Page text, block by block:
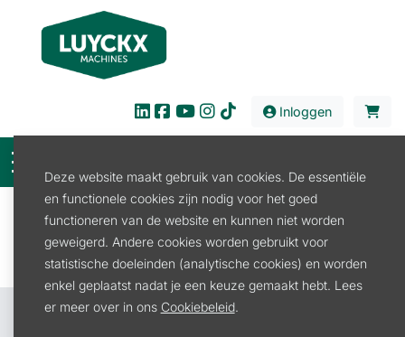
Inloggen
Filter
Contacteer ons
Deze website maakt gebruik van cookies. De essentiële
en functionele cookies zijn nodig voor het goed
functioneren van de website en kunnen niet worden
geweigerd. Andere cookies worden gebruikt voor
statistische doeleinden (analytische cookies) en worden
enkel geplaatst nadat je een keuze gemaakt hebt. Lees
er meer over in ons Cookiebeleid.